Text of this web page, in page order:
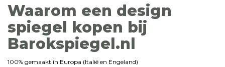
Waarom een design
spiegel kopen bij
Barokspiegel.nl
100% gemaakt in Europa (Italië en Engeland)